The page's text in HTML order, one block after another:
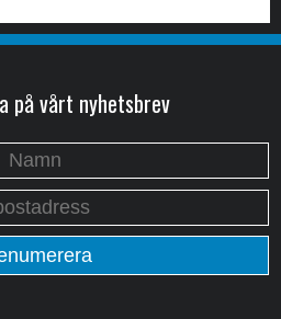
på vårt nyhetsbrev